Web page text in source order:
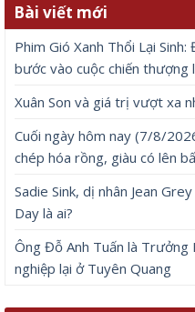
Bài viết mới
Phim Gió Xanh Thổi Lại
bước vào cuộc chiến thượng
Xuân Son và giá trị vượt xa
Cuối ngày hôm nay (7/8/
chép hóa rồng, giàu có lên
Sadie Sink, dị nhân Jean
Day là ai?
Ông Đỗ Anh Tuấn là
nghiệp lại ở Tuyên Quang